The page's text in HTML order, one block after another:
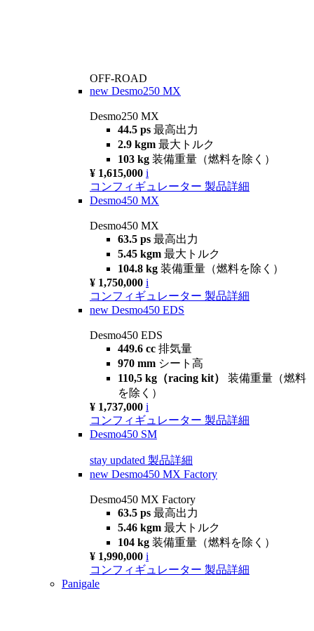
OFF-ROAD
new Desmo250 MX
Desmo250 MX
44.5 ps 最高出力
2.9 kgm 最大トルク
103 kg 装備重量（燃料を除く）
¥ 1,615,000 i
コンフィギュレーター 製品詳細
Desmo450 MX
Desmo450 MX
63.5 ps 最高出力
5.45 kgm 最大トルク
104.8 kg 装備重量（燃料を除く）
¥ 1,750,000 i
コンフィギュレーター 製品詳細
new Desmo450 EDS
Desmo450 EDS
449.6 cc 排気量
970 mm シート高
110,5 kg（racing kit） 装備重量（燃料
を除く）
¥ 1,737,000 i
コンフィギュレーター 製品詳細
Desmo450 SM
stay updated 製品詳細
new Desmo450 MX Factory
Desmo450 MX Factory
63.5 ps 最高出力
5.46 kgm 最大トルク
104 kg 装備重量（燃料を除く）
¥ 1,990,000 i
コンフィギュレーター 製品詳細
Panigale